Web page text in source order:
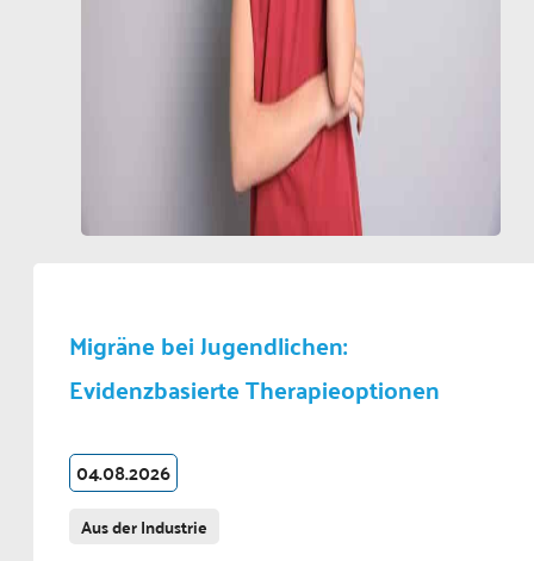
Migräne bei Jugendlichen:
Evidenzbasierte Therapieoptionen
04.08.2026
Aus der Industrie